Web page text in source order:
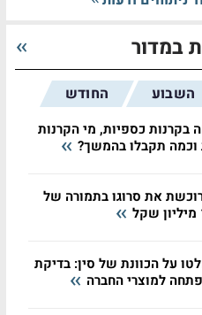
במדור
השבוע החודש
בקרנות כספיות, מי הקרנות
וכמה תקבלו בהמשך?
את סרוגו בתמורה של
על הכוונת של סין: בדיקת
למוצרי החברה